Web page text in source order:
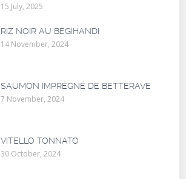
15 July, 2025
RIZ NOIR AU BEGIHANDI
14 November, 2024
SAUMON IMPRÉGNÉ DE BETTERAVE
7 November, 2024
VITELLO TONNATO
30 October, 2024